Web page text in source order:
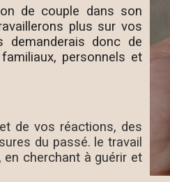
de couple dans son
plus sur vos
demanderais donc de
personnels et
de vos réactions, des
du passé. le travail
cherchant à guérir et